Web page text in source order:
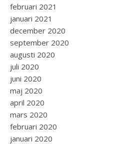
februari 2021
januari 2021
december 2020
september 2020
augusti 2020
juli 2020
juni 2020
maj 2020
april 2020
mars 2020
februari 2020
januari 2020